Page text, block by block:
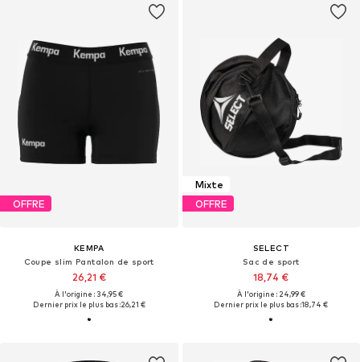
OFFRE
KEMPA
Coupe slim Pantalon de sport
26,21 €
À l'origine : 34,95 €
Dernier prix le plus bas :26,21 €
Mixte
OFFRE
SELECT
Sac de sport
18,74 €
À l'origine : 24,99 €
Dernier prix le plus bas :18,74 €